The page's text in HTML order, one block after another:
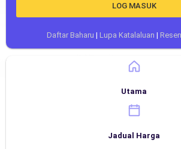
LOG MASUK
Daftar Baharu | Lupa Katalaluan |
Utama
Jadual Harga